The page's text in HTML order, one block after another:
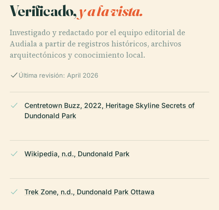
Verificado,y a la vista.
Investigado y redactado por el equipo editorial de
Audiala a partir de registros históricos, archivos
arquitectónicos y conocimiento local.
Última revisión: April 2026
Centretown Buzz, 2022, Heritage Skyline Secrets of
Dundonald Park
Wikipedia, n.d., Dundonald Park
Trek Zone, n.d., Dundonald Park Ottawa